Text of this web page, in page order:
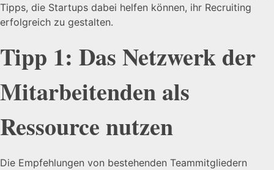
Tipps, die Startups dabei helfen können, ihr Recruiting
erfolgreich zu gestalten.
Tipp 1: Das Netzwerk der
Mitarbeitenden als
Ressource nutzen
Die Empfehlungen von bestehenden Teammitgliedern